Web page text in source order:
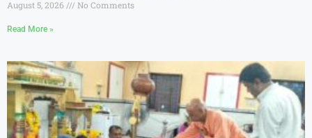
August 5, 2026 No Comments
Read More »